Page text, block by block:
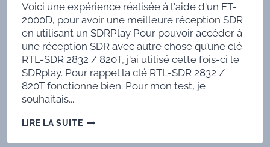
Voici une expérience réalisée à l'aide d'un FT-
2000D, pour avoir une meilleure réception SDR
en utilisant un SDRPlay Pour pouvoir accéder à
une réception SDR avec autre chose qu’une clé
RTL-SDR 2832 / 820T, j'ai utilisé cette fois-ci le
SDRplay. Pour rappel la clé RTL-SDR 2832 /
820T fonctionne bien. Pour mon test, je
souhaitais...
LIRE LA SUITETEST
SDRPLAY